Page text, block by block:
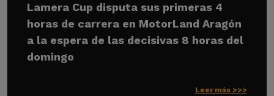
Lamera Cup disputa sus primeras 4
horas de carrera en MotorLand Aragón
a la espera de las decisivas 8 horas del
domingo
Leer más >>>